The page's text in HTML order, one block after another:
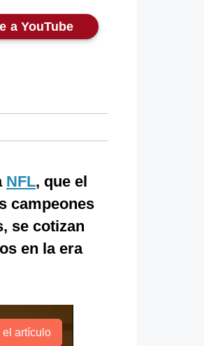
a YouTube
NFL, que el
campeones
se cotizan
en la era
el artículo